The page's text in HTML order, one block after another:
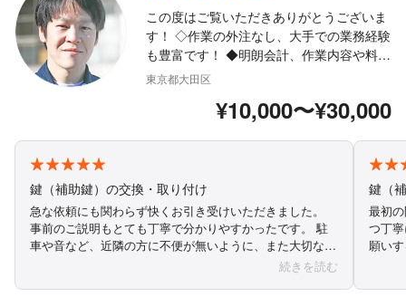
この度はご覧いただきありがとうございま
す！ ◇作業の外注なし、大手での業務経験
も豊富です！ ◆明朗会計、作業内容や料金
案内お電話にて対応可 ◇ メッセージにて
ンセル料なし ◇ クレカ払い、PayPay払
時間案内はいたしません！ ◇お客様の立場
軽にお電話にてご相談ください！
東京都大田区
¥10,000〜¥30,000
鍵（補助鍵）の交換・取り付け
急な依頼にも関わらず快くお引き受けいただきました。
事前のご説明もとても丁寧で分かりやすかったです。 駐
車や音など、近隣の方に不便が無いように、また大切なこ
となので、家族で相談するように気遣っていただいたりも
続きを読む
鍵（
最初
つ丁
願い